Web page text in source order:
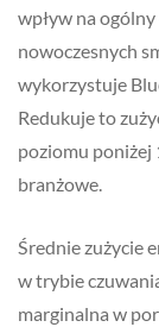
wpływ na
nowoczesnych
wykorzystuje
Redukuje to
poziomu poniżej
branżowe.
Średnie zużycie
w trybie
marginalna w